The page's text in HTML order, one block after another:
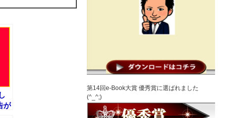
が
第14回e-Book大賞 優秀賞に選ばれました
(^_^;)